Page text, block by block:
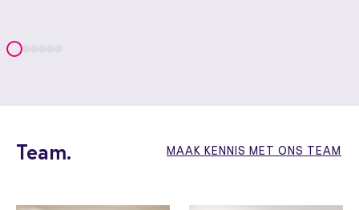
Team. MAAK KENNIS MET ONS TEAM